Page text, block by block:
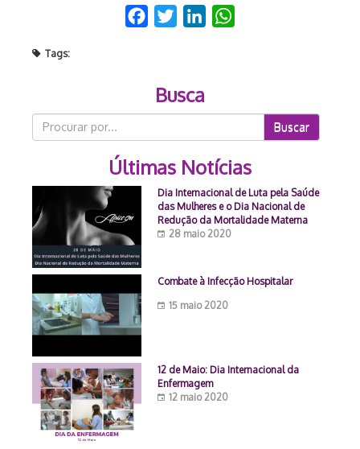
FacebookTwitterLinkedIn
Tags:
Busca
Buscar
Últimas Notícias
Dia Internacional de Luta pela Saúde
das Mulheres e o Dia Nacional de
Redução da Mortalidade Materna
28 maio 2020
Combate à Infecção Hospitalar
15 maio 2020
12 de Maio: Dia Internacional da
Enfermagem
12 maio 2020